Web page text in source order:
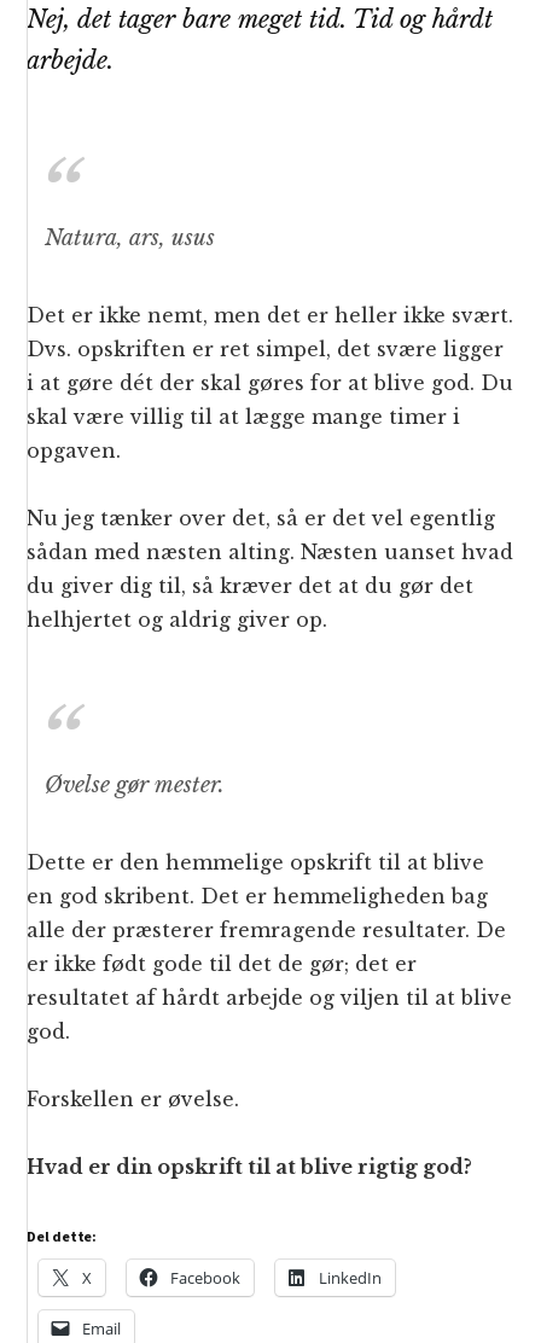
Nej, det tager bare meget tid. Tid og hårdt
arbejde.
Natura, ars, usus
Det er ikke nemt, men det er heller ikke svært.
Dvs. opskriften er ret simpel, det svære ligger
i at gøre dét der skal gøres for at blive god. Du
skal være villig til at lægge mange timer i
opgaven.
Nu jeg tænker over det, så er det vel egentlig
sådan med næsten alting. Næsten uanset hvad
du giver dig til, så kræver det at du gør det
helhjertet og aldrig giver op.
Øvelse gør mester.
Dette er den hemmelige opskrift til at blive
en god skribent. Det er hemmeligheden bag
alle der præsterer fremragende resultater. De
er ikke født gode til det de gør; det er
resultatet af hårdt arbejde og viljen til at blive
god.
Forskellen er øvelse.
Hvad er din opskrift til at blive rigtig god?
Del dette:
X Facebook LinkedIn
Email